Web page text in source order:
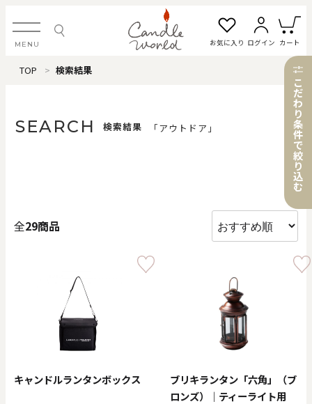
MENU お気に入り ログイン カート
ログイン・新規会員登録
#タグから探す
価格で探す
20000
円
TOP 検索結果
SEARCH 検索結果 「アウトドア」
全29商品
キャンドルランタンボックス
ブリキランタン「六角」（ブ
ロンズ）｜ティーライト用
こ
だ
わ
り
条
件
で
絞
り
込
む